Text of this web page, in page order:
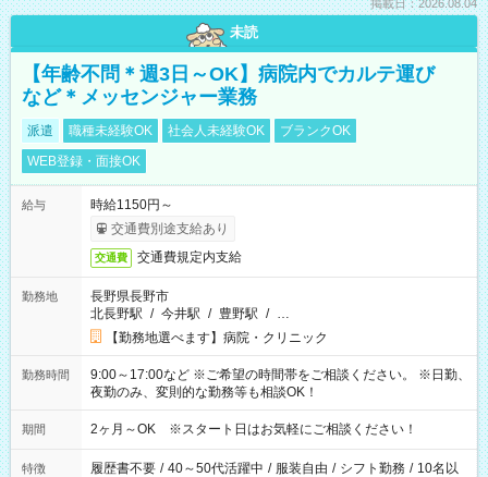
掲載日：2026.08.04
未読
【年齢不問＊週3日～OK】病院内でカルテ運び
など＊メッセンジャー業務
派遣 職種未経験OK 社会人未経験OK
ブランクOK
WEB登録・面接OK
給与
時給1150円～
交通費別途支給あり
交通費 交通費規定内支給
勤務地
長野県長野市
北長野駅 / 今井駅 / 豊野駅 / …
【勤務地選べます】病院・クリニック
勤務時間
9:00～17:00など ※ご希望の時間帯をご相談ください。 ※日勤、
夜勤のみ、変則的な勤務等も相談OK！
期間 2ヶ月～OK ※スタート日はお気軽にご相談ください！
特徴 履歴書不要 / 40～50代活躍中 / 服装自由 / シフト勤務 / 10名以